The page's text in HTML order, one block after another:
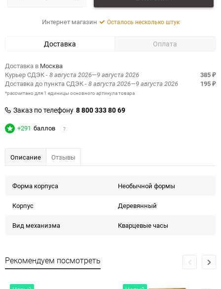
Интернет магазин Осталось несколько штук
Доставка Оплата
Доставка в Москва
Курьер СДЭК- 8 августа 2026—9 августа 2026 385 ₽
Доставка до пункта СДЭК- 8 августа 2026—9 августа 2026 195 ₽
*рассчитано для 1 единицы основного артикула товара
Заказ по телефону 8 800 333 80 69
+291 баллов ?
Описание Отзывы
Форма корпуcа Необычной формы
Корпус Деревянный
Вид механизма Кварцевые часы
Рекомендуем посмотреть